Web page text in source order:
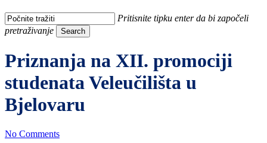
Pritisnite tipku enter da bi započeli
pretraživanje
Search
Search
Priznanja na XII. promociji
studenata Veleučilišta u
Bjelovaru
No Comments